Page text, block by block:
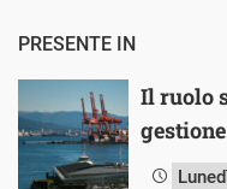
PRESENTE IN
Il ruolo